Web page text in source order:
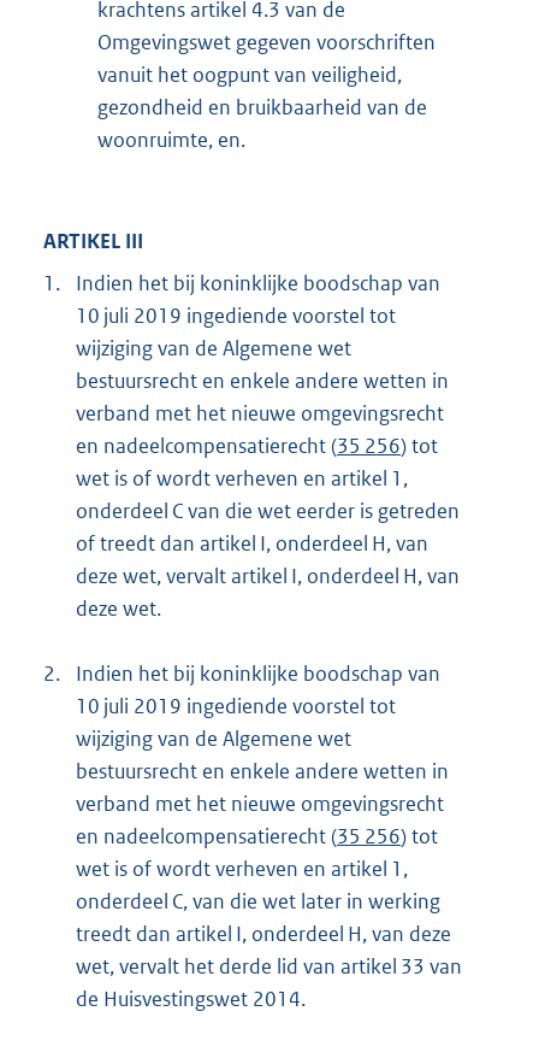
krachtens artikel 4.3 van de
Omgevingswet gegeven voorschriften
vanuit het oogpunt van veiligheid,
gezondheid en bruikbaarheid van de
woonruimte, en.
ARTIKEL III
1.
Indien het bij koninklijke boodschap van
10 juli 2019 ingediende voorstel tot
wijziging van de Algemene wet
bestuursrecht en enkele andere wetten in
verband met het nieuwe omgevingsrecht
en nadeelcompensatierecht (35 256) tot
wet is of wordt verheven en artikel 1,
onderdeel C van die wet eerder is getreden
of treedt dan artikel I, onderdeel H, van
deze wet, vervalt artikel I, onderdeel H, van
deze wet.
2.
Indien het bij koninklijke boodschap van
10 juli 2019 ingediende voorstel tot
wijziging van de Algemene wet
bestuursrecht en enkele andere wetten in
verband met het nieuwe omgevingsrecht
en nadeelcompensatierecht (35 256) tot
wet is of wordt verheven en artikel 1,
onderdeel C, van die wet later in werking
treedt dan artikel I, onderdeel H, van deze
wet, vervalt het derde lid van artikel 33 van
de Huisvestingswet 2014.